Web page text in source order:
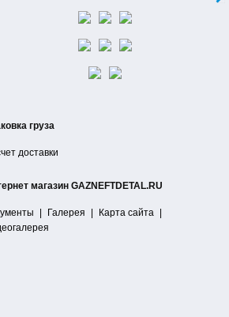
груза
доставки
магазин GAZNEFTDETAL.RU
| Галерея | Карта сайта
|